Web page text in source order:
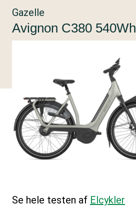
Gazelle
Avignon C380 540Wh
Se hele testen af Elcykler